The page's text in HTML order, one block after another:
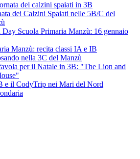
dei calzini spaiati in 3B
dei Calzini Spaiati nelle 5B/C del
Day Scuola Primaria Manzù: 16 gennaio
Manzù: recita classi IA e IB
nella 3C del Manzù
per il Natale in 3B: "The Lion and
e il CodyTrip nei Mari del Nord